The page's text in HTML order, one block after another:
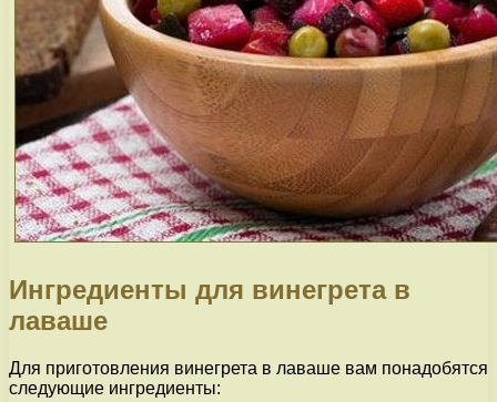
Ингредиенты для винегрета в
лаваше
Для приготовления винегрета в лаваше вам понадобятся
следующие ингредиенты: